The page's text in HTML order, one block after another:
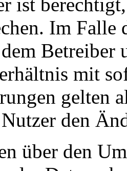
Im Falle
Betreiber
mit
gelten
den
über den